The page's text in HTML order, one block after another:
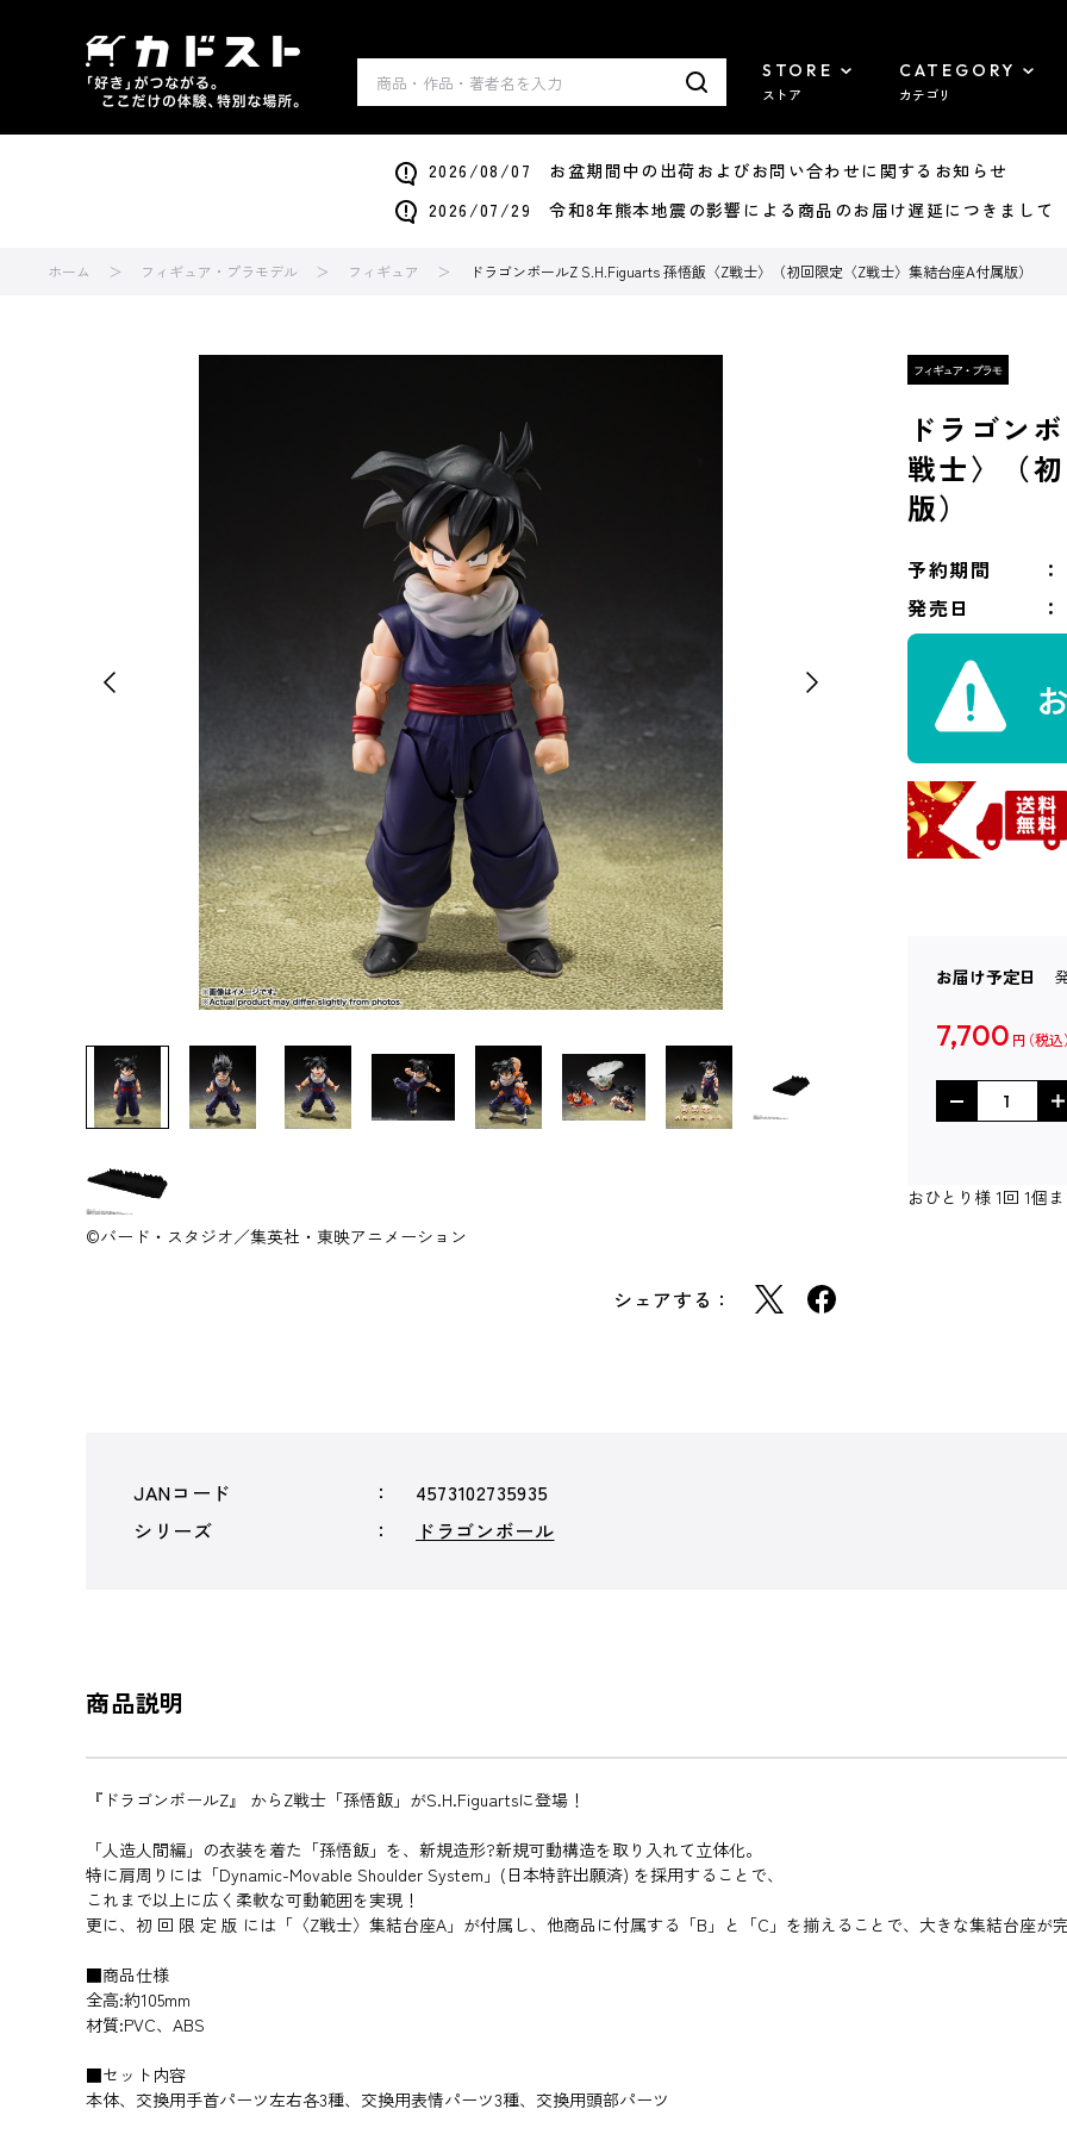
STORE
ストア
CATEGORY
カテゴリ
2026/08/07 お盆期間中の出荷およびお問い合わせに関するお知らせ
2026/07/29 令和8年熊本地震の影響による商品のお届け遅延につきまして
ホーム フィギュア・プラモデル フィギュア ドラゴンボールZ S.H.Figuarts 孫悟飯〈Z戦士〉（初回限定〈Z戦士〉集結台座A付属版）
©バード・スタジオ／集英社・東映アニメーション
シェアする：
ドラゴン
戦士〉（
版）
予約期間
発売日
お届け予定日
7,700 円
おひとり様 1回 1個
JANコード
4573102735935
シリーズ
ドラゴンボール
商品説明
『ドラゴンボールZ』 からZ戦士「孫悟飯」がS.H.Figuartsに登場！
「人造人間編」の衣装を着た「孫悟飯」を、新規造形?新規可動構造を取り入れて立体化。
特に肩周りには「Dynamic-Movable Shoulder System」(日本特許出願済) を採用することで、
これまで以上に広く柔軟な可動範囲を実現！
更に、初 回 限 定 版 には「〈Z戦士〉集結台座A」が付属し、他商品に付属する「B」と「C」を揃えることで、大きな集結台座が
■商品仕様
全高:約105mm
材質:PVC、ABS
■セット内容
本体、交換用手首パーツ左右各3種、交換用表情パーツ3種、交換用頭部パーツ